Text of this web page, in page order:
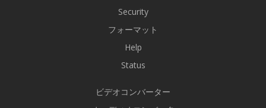
Security
フォーマット
Help
Status
ビデオコンバーター